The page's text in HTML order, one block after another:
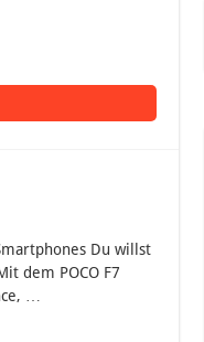
Du willst
dem POCO F7
…